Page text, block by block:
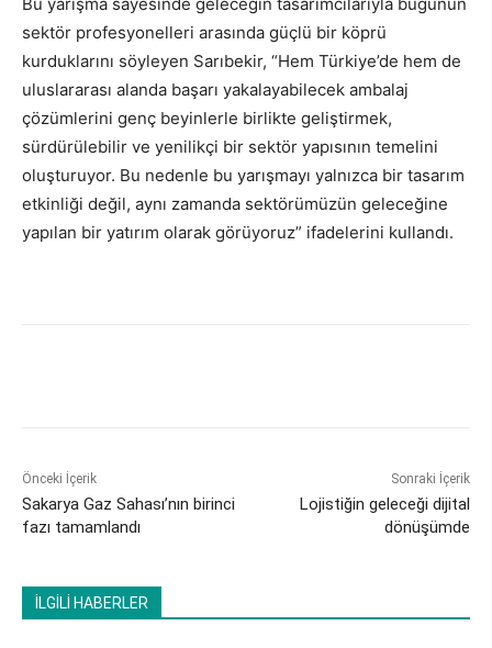
Bu yarışma sayesinde geleceğin tasarımcılarıyla bugünün
sektör profesyonelleri arasında güçlü bir köprü
kurduklarını söyleyen Sarıbekir, “Hem Türkiye’de hem de
uluslararası alanda başarı yakalayabilecek ambalaj
çözümlerini genç beyinlerle birlikte geliştirmek,
sürdürülebilir ve yenilikçi bir sektör yapısının temelini
oluşturuyor. Bu nedenle bu yarışmayı yalnızca bir tasarım
etkinliği değil, aynı zamanda sektörümüzün geleceğine
yapılan bir yatırım olarak görüyoruz” ifadelerini kullandı.
Önceki İçerik
Sakarya Gaz Sahası’nın birinci
fazı tamamlandı
Sonraki İçerik
Lojistiğin geleceği dijital
dönüşümde
İLGİLİ HABERLER